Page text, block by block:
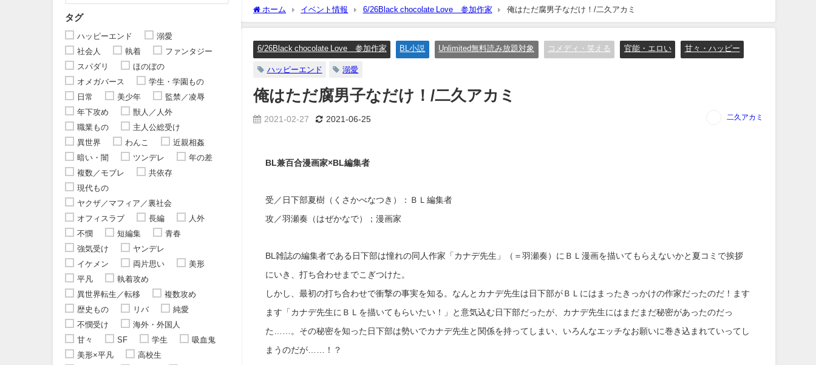
ホーム イベント情報 6/26Black chocolate Love 参加作家 俺はただ腐男子なだけ！/二久アカミ
6/26Black chocolate Love 参加作家 BL小説 Unlimited無料読み放題対象 コメディ・笑える 官能・エロい 甘々・ハッピー
ハッピーエンド 溺愛
俺はただ腐男子なだけ！/二久アカミ
2021-02-27 2021-06-25 二久アカミ
BL兼百合漫画家×BL編集者
受／日下部夏樹（くさかべなつき）：ＢＬ編集者
攻／羽瀬奏（はぜかなで）；漫画家
BL雑誌の編集者である日下部は憧れの同人作家「カナデ先生」（＝羽瀬奏）にＢＬ漫画を描いてもらえないかと夏コミで挨拶
にいき、打ち合わせまでこぎつけた。
しかし、最初の打ち合わせで衝撃の事実を知る。なんとカナデ先生は日下部がＢＬにはまったきっかけの作家だったのだ！ます
ます「カナデ先生にＢＬを描いてもらいたい！」と意気込む日下部だったが、カナデ先生にはまだまだ秘密があったのだっ
た……。その秘密を知った日下部は勢いでカナデ先生と関係を持ってしまい、いろんなエッチなお願いに巻き込まれていってし
まうのだが……！？
タグ
ハッピーエンド
溺愛
社会人
執着
ファンタジー
スパダリ
ほのぼの
オメガバース
学生・学園もの
日常
美少年
監禁／凌辱
年下攻め
獣人／人外
職業もの
主人公総受け
異世界
わんこ
近親相姦
暗い・闇
ツンデレ
年の差
複数／モブレ
共依存
現代もの
ヤクザ／マフィア／裏社会
オフィスラブ
長編
人外
不憫
短編集
青春
強気受け
ヤンデレ
イケメン
両片思い
美形
平凡
執着攻め
異世界転生／転移
複数攻め
歴史もの
リバ
純愛
不憫受け
海外・外国人
甘々
SF 学生
吸血鬼
美形×平凡
高校生